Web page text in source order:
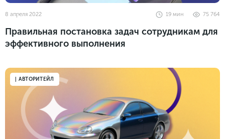
8 апреля 2022 75 764
19 мин
Правильная постановка задач сотрудникам для
эффективного выполнения
| АВТОРИТЕЙЛ